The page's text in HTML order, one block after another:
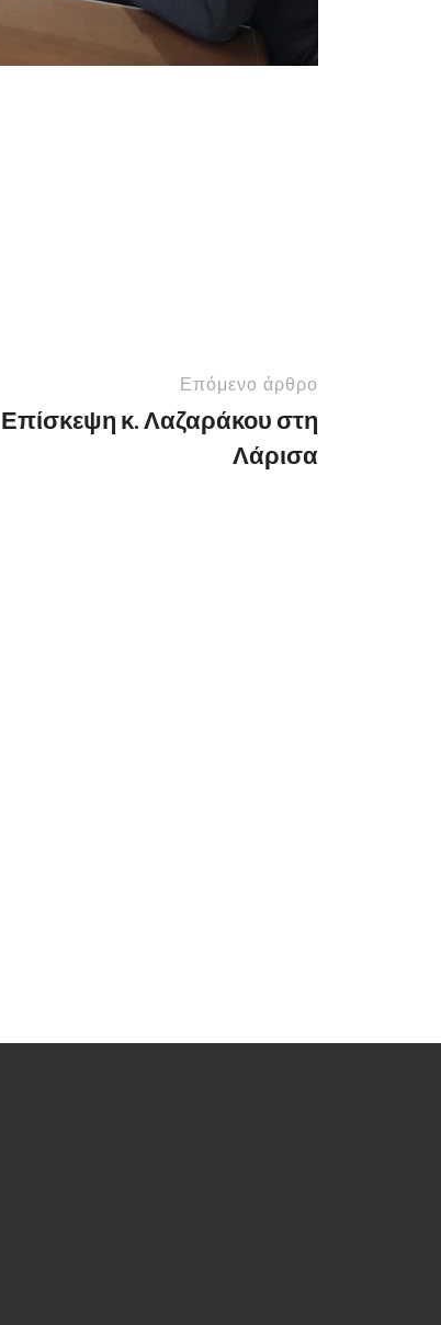
Επόμενο άρθρο
Επίσκεψη κ. Λαζαράκου στη
Λάρισα